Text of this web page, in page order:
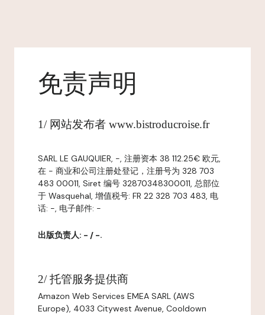
免责声明
1/ 网站发布者 www.bistroducroise.fr
SARL LE GAUQUIER, -, 注册资本 38 112.25€ 欧元,
在 - 商业和公司注册处登记，注册号为 328 703
483 00011, Siret 编号 32870348300011, 总部位
于 Wasquehal, 增值税号: FR 22 328 703 483, 电
话: -, 电子邮件: -
出版负责人: - / -.
2/ 托管服务提供商
Amazon Web Services EMEA SARL (AWS
Europe), 4033 Citywest Avenue, Cooldown